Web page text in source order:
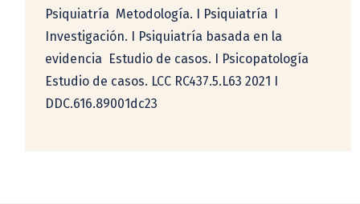
Psiquiatría  Metodología. I Psiquiatría  I
Investigación. I Psiquiatría basada en la
evidencia  Estudio de casos. I Psicopatología 
Estudio de casos. LCC RC437.5.L63 2021 I
DDC.616.89001dc23